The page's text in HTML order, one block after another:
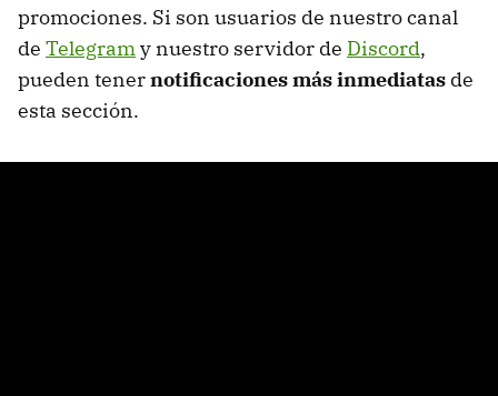
promociones. Si son usuarios de nuestro canal
de Telegramy nuestro servidor de Discord,
pueden tenernotificaciones más inmediatas de
esta sección.